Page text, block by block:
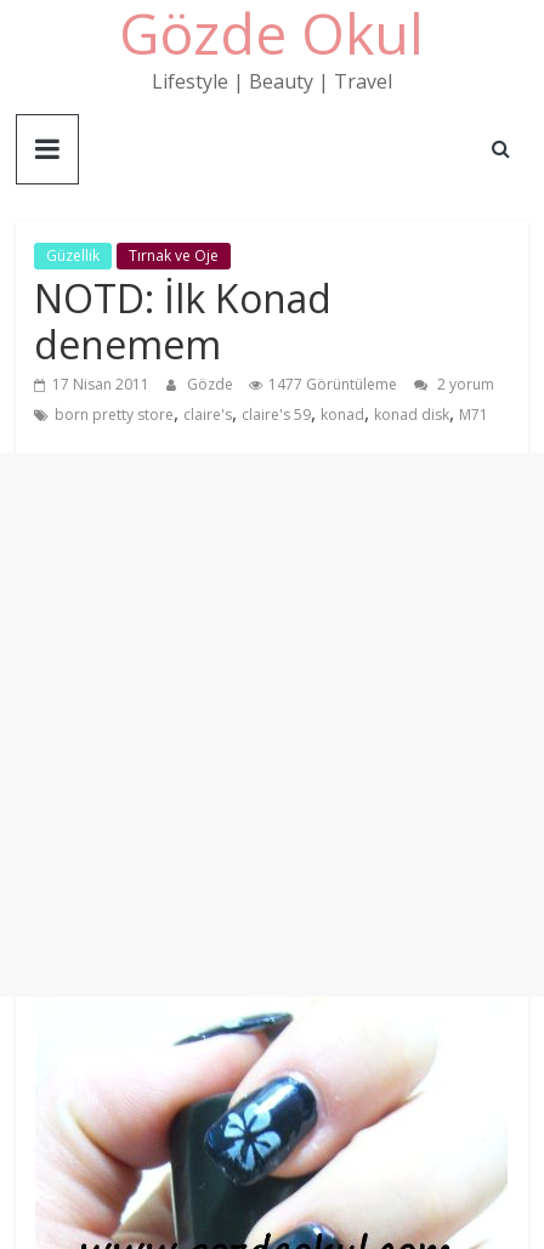
Gözde Okul
Lifestyle | Beauty | Travel
Güzellik Tırnak ve Oje
NOTD: İlk Konad
denemem
17 Nisan 2011 Gözde 1477 Görüntüleme
2 yorum
born pretty store, claire's, claire's 59, konad, konad disk, M71